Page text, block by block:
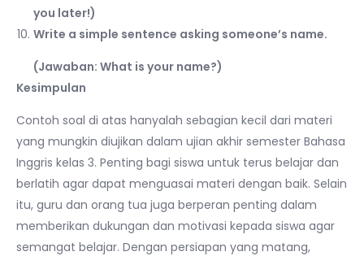
you later!)
Write a simple sentence asking someone’s name.
(Jawaban: What is your name?)
Kesimpulan
Contoh soal di atas hanyalah sebagian kecil dari materi
yang mungkin diujikan dalam ujian akhir semester Bahasa
Inggris kelas 3. Penting bagi siswa untuk terus belajar dan
berlatih agar dapat menguasai materi dengan baik. Selain
itu, guru dan orang tua juga berperan penting dalam
memberikan dukungan dan motivasi kepada siswa agar
semangat belajar. Dengan persiapan yang matang,